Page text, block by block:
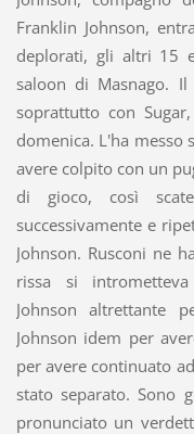
Franklin Johnson,
deplorati, gli altri 15
saloon di Masnago.
soprattutto con
domenica. L'ha messo
avere colpito con un
di gioco, così
successivamente e
Johnson. Rusconi ne
rissa si
Johnson altrettante
Johnson idem per
per avere continuato
stato separato. Sono
pronunciato un